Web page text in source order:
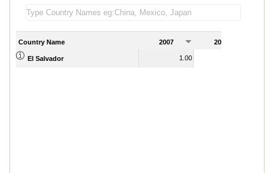
Country Name 2007 2008
El Salvador 1.00